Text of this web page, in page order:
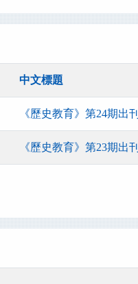
中文標題
《歷史教育》第24期出刊
《歷史教育》第23期出刊